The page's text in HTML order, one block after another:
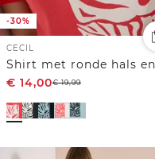
-30%
CECIL
€ 14,00€19,99